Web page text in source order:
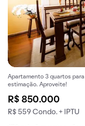
Apartamento 3 quartos
estimação. Aproveite!
R$ 850.000
R$ 559 Condo. + IPTU